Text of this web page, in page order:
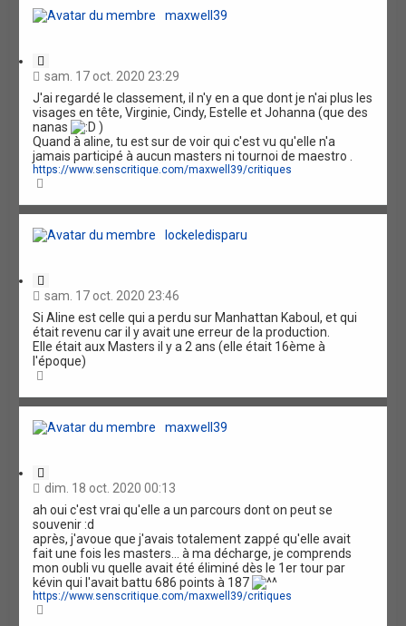
maxwell39
i
a
t
i
o
n
sam. 17 oct. 2020 23:29
J'ai regardé le classement, il n'y en a que dont je n'ai plus les
visages en tête, Virginie, Cindy, Estelle et Johanna (que des
nanas
)
Quand à aline, tu est sur de voir qui c'est vu qu'elle n'a
jamais participé à aucun masters ni tournoi de maestro .
https://www.senscritique.com/maxwell39/critiques
u
lockeledisparu
i
a
t
i
o
sam. 17 oct. 2020 23:46
Si Aline est celle qui a perdu sur Manhattan Kaboul, et qui
était revenu car il y avait une erreur de la production.
Elle était aux Masters il y a 2 ans (elle était 16ème à
l'époque)
u
maxwell39
i
a
t
i
o
n
dim. 18 oct. 2020 00:13
ah oui c'est vrai qu'elle a un parcours dont on peut se
souvenir :d
après, j'avoue que j'avais totalement zappé qu'elle avait
fait une fois les masters... à ma décharge, je comprends
mon oubli vu quelle avait été éliminé dès le 1er tour par
kévin qui l'avait battu 686 points à 187
https://www.senscritique.com/maxwell39/critiques